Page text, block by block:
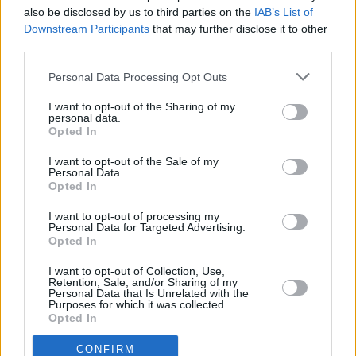
also be disclosed by us to third parties on the IAB’s List of
Downstream Participants that may further disclose it to other
Personal Data Processing Opt Outs
I want to opt-out of the Sharing of my
personal data.
Opted In
I want to opt-out of the Sale of my
Personal Data.
Opted In
I want to opt-out of processing my
Personal Data for Targeted Advertising.
Opted In
I want to opt-out of Collection, Use,
Retention, Sale, and/or Sharing of my
Personal Data that Is Unrelated with the
Purposes for which it was collected.
Opted In
CONFIRM
06.08.2026 -
Bosch Powertrain s.r.o. • montážní dělník • mzda 44.700
týdenní zálohy na mzdu 2.000 Kč (Jihlava, okres Jihlava)
... další nabídky zaměstnání
Vybrané články
Prima sport - co nabídne v prvním
vysílacím týdnu
Kdy a kde bude Prima sport k
Parabola.cz- web o satelitní, terestrické a kabelové televizi, ©
O webu parabola.cz•O souborech cookies•
Dovolená u moře